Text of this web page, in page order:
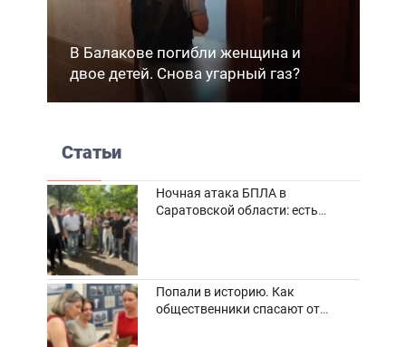
В Балакове погибли женщина и
двое детей. Снова угарный газ?
Статьи
Ночная атака БПЛА в
Саратовской области: есть
Попали в историю. Как
общественники спасают от